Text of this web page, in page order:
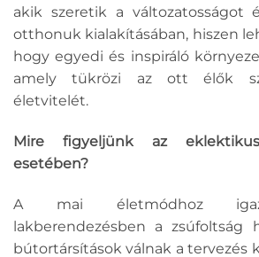
akik szeretik a változatosságot
otthonuk kialakításában, hiszen
hogy egyedi és inspiráló
amely tükrözi az ott élők
életvitelét.
Mire figyeljünk az eklektikus
esetében?
A mai életmódhoz
lakberendezésben a zsúfoltság
bútortársítások válnak a tervezés